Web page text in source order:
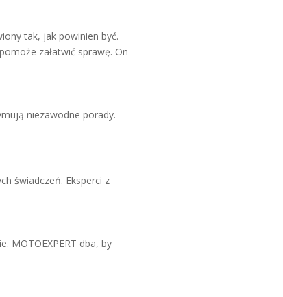
tak, jak powinien być.
pomoże załatwić sprawę. On
niezawodne porady.
świadczeń. Eksperci z
MOTOEXPERT dba, by